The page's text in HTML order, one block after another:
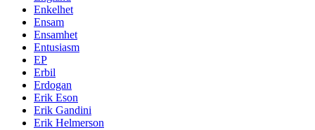
Enkelhet
Ensam
Ensamhet
Entusiasm
EP
Erbil
Erdogan
Erik Eson
Erik Gandini
Erik Helmerson